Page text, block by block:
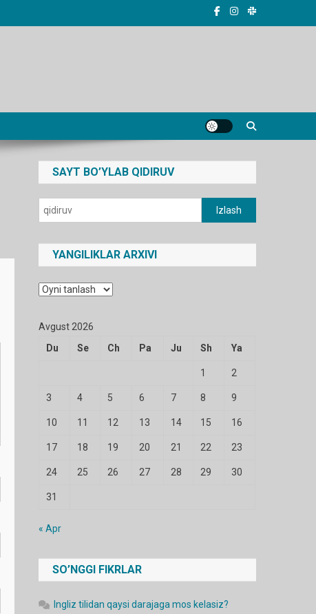
SAYT BO’YLAB QIDIRUV
Qidirshish:
YANGILIKLAR ARXIVI
Yangiliklar
Avgust 2026
Du
Se Ch Pa Ju Sh Ya
1 2
3 4 5 6 7 8 9
10 11 12 13 14 15 16
17 18 19 20 21 22 23
24 25 26 27 28 29 30
31
« Apr
SO’NGGI FIKRLAR
Ingliz tilidan qaysi darajaga mos kelasiz?